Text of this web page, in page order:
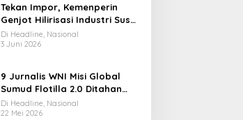
Tekan Impor, Kemenperin
Genjot Hilirisasi Industri Susu
Lewat Momen Hari Susu
Nusantara 2026
Di Headline, Nasional
3 Juni 2026
9 Jurnalis WNI Misi Global
Sumud Flotilla 2.0 Ditahan
Militer Israel, Kini Dibebaskan
dan Dievakuasi ke Istanbul
Di Headline, Nasional
22 Mei 2026